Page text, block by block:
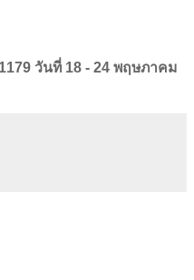
วันที่ 18 - 24 พฤษภาคม